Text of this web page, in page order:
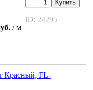
/ м
Купить
ID: 24295
Красный, FL-